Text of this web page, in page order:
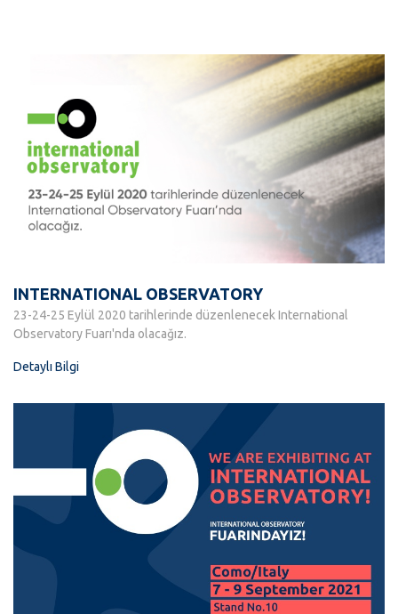
INTERNATIONAL OBSERVATORY
23-24-25 Eylül 2020 tarihlerinde düzenlenecek International
Observatory Fuarı'nda olacağız.
Detaylı Bilgi